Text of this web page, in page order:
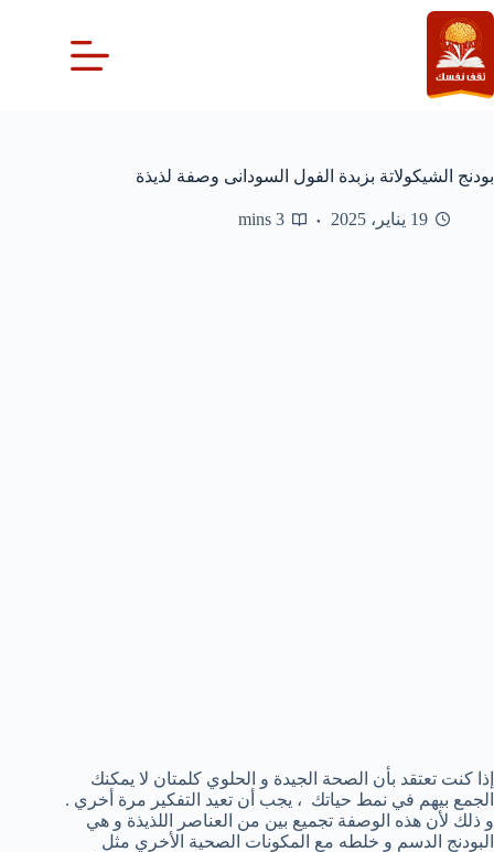
التجاوز
إلى
المحتوى
بودنج الشيكولاتة بزبدة الفول السودانى وصفة لذيذة
19 يناير، 2025 3 mins
إذا كنت تعتقد بأن الصحة الجيدة و الحلوي كلمتان لا يمكنك
الجمع بيهم في نمط حياتك ، يجب أن تعيد التفكير مرة أخري .
و ذلك لأن هذه الوصفة تجميع بين من العناصر اللذيذة و هي
البودنج الدسم و خلطه مع المكونات الصحية الأخري مثل